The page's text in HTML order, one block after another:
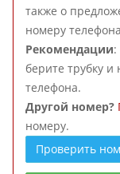
также о
номеру
Рекомендации:
берите трубку и
телефона.
Другой номер?
номеру.
Проверить